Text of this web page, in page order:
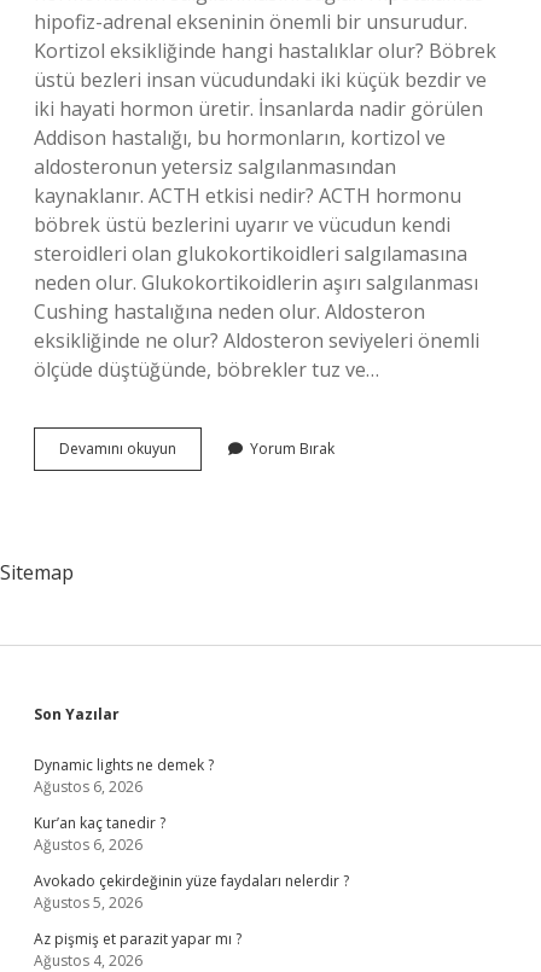
hipofiz-adrenal ekseninin önemli bir unsurudur.
Kortizol eksikliğinde hangi hastalıklar olur? Böbrek
üstü bezleri insan vücudundaki iki küçük bezdir ve
iki hayati hormon üretir. İnsanlarda nadir görülen
Addison hastalığı, bu hormonların, kortizol ve
aldosteronun yetersiz salgılanmasından
kaynaklanır. ACTH etkisi nedir? ACTH hormonu
böbrek üstü bezlerini uyarır ve vücudun kendi
steroidleri olan glukokortikoidleri salgılamasına
neden olur. Glukokortikoidlerin aşırı salgılanması
Cushing hastalığına neden olur. Aldosteron
eksikliğinde ne olur? Aldosteron seviyeleri önemli
ölçüde düştüğünde, böbrekler tuz ve…
Devamını okuyun
Eksikliginde
Yorum Bırak
Sitemap
Sidebar
Son Yazılar
Dynamic lights ne demek ?
Ağustos 6, 2026
Kur’an kaç tanedir ?
Ağustos 6, 2026
Avokado çekirdeğinin yüze faydaları nelerdir ?
Ağustos 5, 2026
Az pişmiş et parazit yapar mı ?
Ağustos 4, 2026